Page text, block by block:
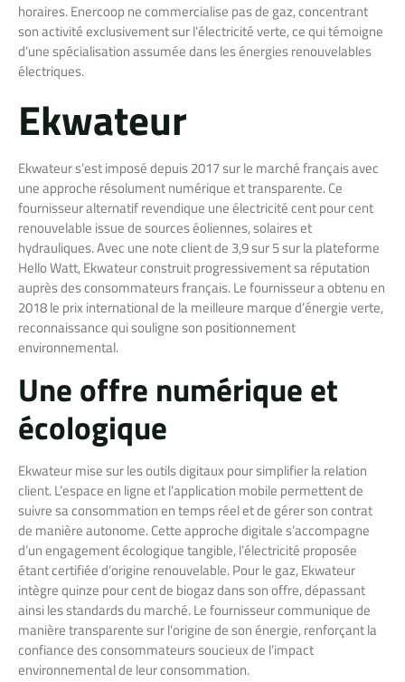
horaires. Enercoop ne commercialise pas de gaz, concentrant
son activité exclusivement sur l’électricité verte, ce qui témoigne
d’une spécialisation assumée dans les énergies renouvelables
électriques.
Ekwateur
Ekwateur s’est imposé depuis 2017 sur le marché français avec
une approche résolument numérique et transparente. Ce
fournisseur alternatif revendique une électricité cent pour cent
renouvelable issue de sources éoliennes, solaires et
hydrauliques. Avec une note client de 3,9 sur 5 sur la plateforme
Hello Watt, Ekwateur construit progressivement sa réputation
auprès des consommateurs français. Le fournisseur a obtenu en
2018 le prix international de la meilleure marque d’énergie verte,
reconnaissance qui souligne son positionnement
environnemental.
Une offre numérique et
écologique
Ekwateur mise sur les outils digitaux pour simplifier la relation
client. L’espace en ligne et l’application mobile permettent de
suivre sa consommation en temps réel et de gérer son contrat
de manière autonome. Cette approche digitale s’accompagne
d’un engagement écologique tangible, l’électricité proposée
étant certifiée d’origine renouvelable. Pour le gaz, Ekwateur
intègre quinze pour cent de biogaz dans son offre, dépassant
ainsi les standards du marché. Le fournisseur communique de
manière transparente sur l’origine de son énergie, renforçant la
confiance des consommateurs soucieux de l’impact
environnemental de leur consommation.